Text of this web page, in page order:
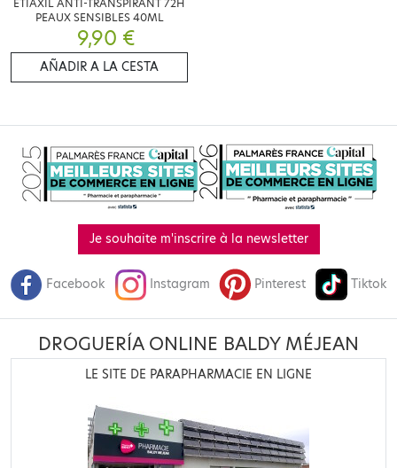
ETIAXIL ANTI-TRANSPIRANT 72H
PEAUX SENSIBLES 40ML
9,90 €
AÑADIR A LA CESTA
Je souhaite m'inscrire à la newsletter
Facebook Instagram Pinterest Tiktok
DROGUERÍA ONLINE BALDY MÉJEAN
LE SITE DE PARAPHARMACIE EN LIGNE